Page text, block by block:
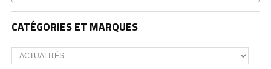
CATÉGORIES ET MARQUES
Catégories
et